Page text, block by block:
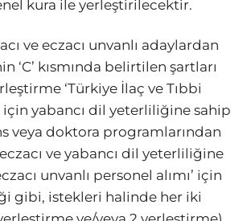
kura ile yerleştirilecektir.
ve eczacı unvanlı adaylardan
‘C’ kısmında belirtilen şartları
‘Türkiye İlaç ve Tıbbi
yabancı dil yeterliliğine sahip
veya doktora programlarından
ve yabancı dil yeterliliğine
unvanlı personel alımı’ için
gibi, istekleri halinde her iki